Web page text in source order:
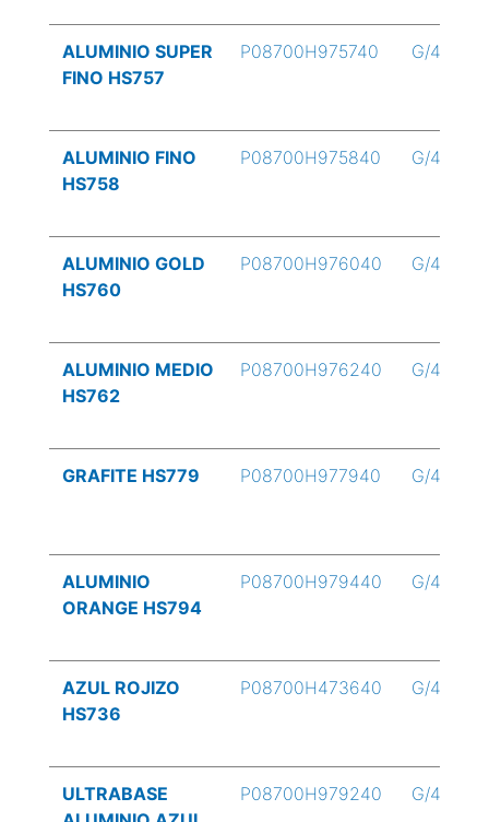
ALUMINIO SUPER
FINO HS757
P08700H975740 G/4
ALUMINIO FINO
HS758
P08700H975840 G/4
ALUMINIO GOLD
HS760
P08700H976040 G/4
ALUMINIO MEDIO
HS762
P08700H976240 G/4
GRAFITE HS779 P08700H977940 G/4
ALUMINIO
ORANGE HS794
P08700H979440 G/4
AZUL ROJIZO
HS736
P08700H473640 G/4
ULTRABASE
P08700H979240 G/4